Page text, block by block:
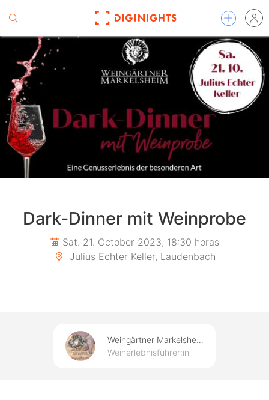
Dark-Dinner mit Weinprobe
Sat. 21. October 2023, 18:30 horas
Julius Echter Keller, Laudenbach
Weingärtner Markelsheim
Weinerlebnisführer:in